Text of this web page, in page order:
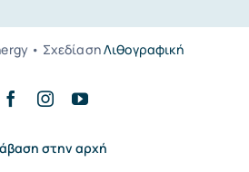
• ΣχεδίασηΛιθογραφική
στην αρχή